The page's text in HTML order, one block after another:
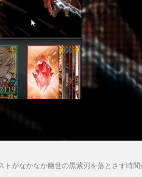
がなかなか幽世の黒紫刃を落とさず時